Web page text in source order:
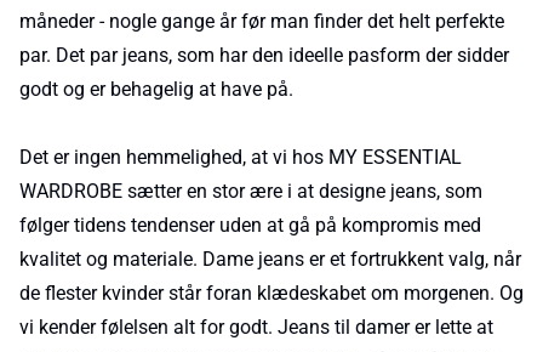
måneder - nogle gange år før man finder det helt perfekte
par. Det par jeans, som har den ideelle pasform der sidder
godt og er behagelig at have på.
Det er ingen hemmelighed, at vi hos MY ESSENTIAL
WARDROBE sætter en stor ære i at designe jeans, som
følger tidens tendenser uden at gå på kompromis med
kvalitet og materiale. Dame jeans er et fortrukkent valg, når
de flester kvinder står foran klædeskabet om morgenen. Og
vi kender følelsen alt for godt. Jeans til damer er lette at